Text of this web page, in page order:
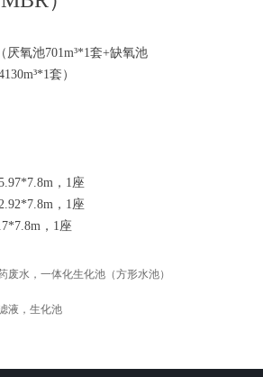
氧池701m³*1套+缺氧池
套）
，1座
，1座
，1座
废水，一体化生化池（方形水池）
液，生化池